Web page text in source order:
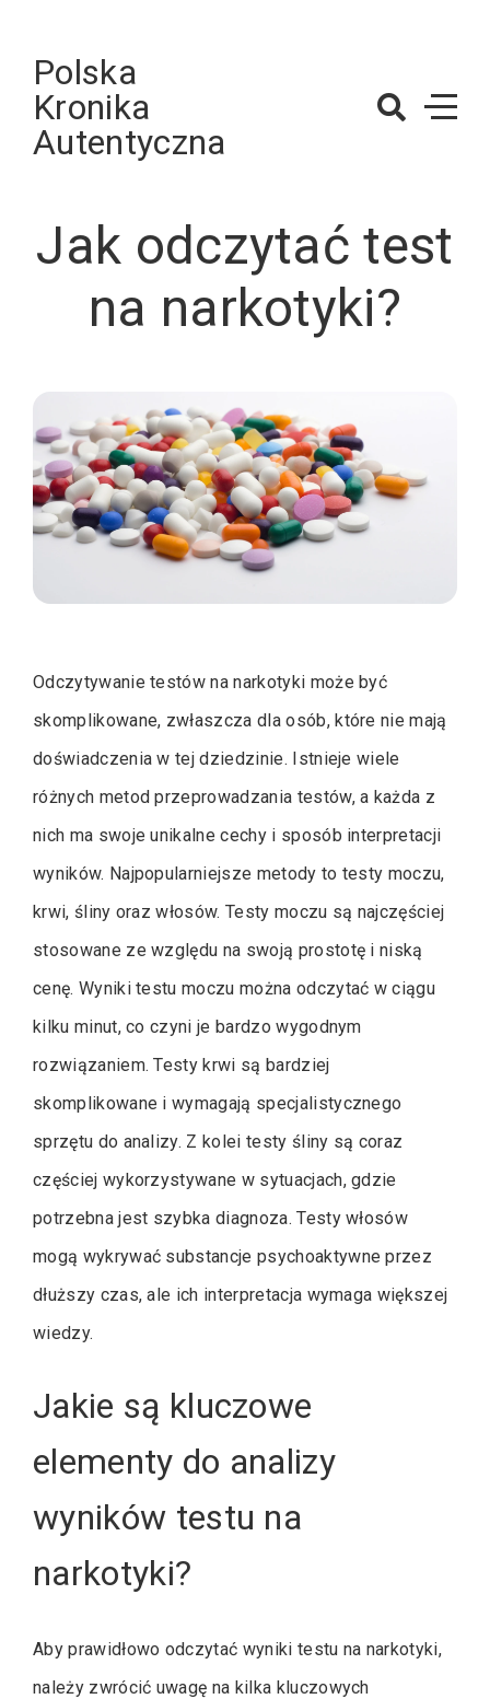
contentPolska
Kronika
Autentyczna
Jak odczytać test
na narkotyki?
Odczytywanie testów na narkotyki może być
skomplikowane, zwłaszcza dla osób, które nie mają
doświadczenia w tej dziedzinie. Istnieje wiele
różnych metod przeprowadzania testów, a każda z
nich ma swoje unikalne cechy i sposób interpretacji
wyników. Najpopularniejsze metody to testy moczu,
krwi, śliny oraz włosów. Testy moczu są najczęściej
stosowane ze względu na swoją prostotę i niską
cenę. Wyniki testu moczu można odczytać w ciągu
kilku minut, co czyni je bardzo wygodnym
rozwiązaniem. Testy krwi są bardziej
skomplikowane i wymagają specjalistycznego
sprzętu do analizy. Z kolei testy śliny są coraz
częściej wykorzystywane w sytuacjach, gdzie
potrzebna jest szybka diagnoza. Testy włosów
mogą wykrywać substancje psychoaktywne przez
dłuższy czas, ale ich interpretacja wymaga większej
wiedzy.
Jakie są kluczowe
elementy do analizy
wyników testu na
narkotyki?
Aby prawidłowo odczytać wyniki testu na narkotyki,
należy zwrócić uwagę na kilka kluczowych